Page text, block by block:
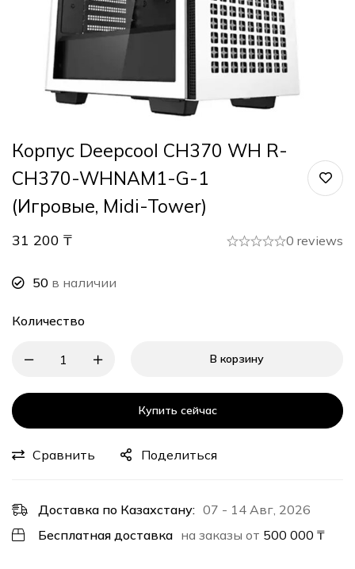
Корпус Deepcool CH370 WH R-
CH370-WHNAM1-G-1
(Игровые, Midi-Tower)
31 200 ₸ 0 reviews
50 в наличии
Количество
В корзину
Купить сейчас
Сравнить Поделиться
Доставка по Казахстану: 07 - 14 Авг, 2026
Бесплатная доставка на заказы от 500 000 ₸